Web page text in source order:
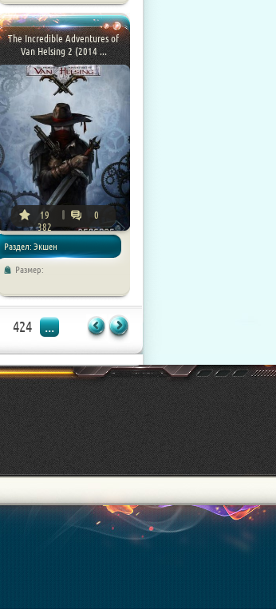
The Incredible Adventures of
Van Helsing 2 (2014 ...
19
382
0
Раздел: Экшен
Размер:
424 ...